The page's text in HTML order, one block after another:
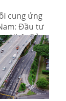
cung ứng
Đầu tư
Nhật Bản